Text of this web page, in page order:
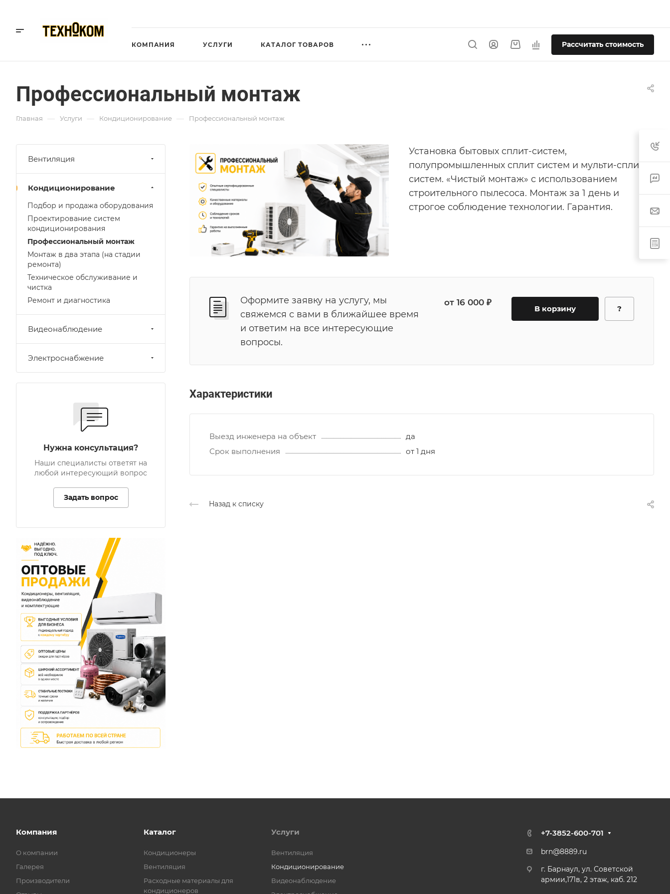
КОМПАНИЯ УСЛУГИ КАТАЛОГ ТОВАРОВ Рассчитать стоимость
Профессиональный монтаж
Главная — Услуги — Кондиционирование — Профессиональный монтаж
Установка бытовых сплит-систем,
полупромышленных сплит систем и мульти-сплит
систем. «Чистый монтаж» с использованием
строительного пылесоса. Монтаж за 1 день и
строгое соблюдение технологии. Гарантия.
Оформите заявку на услугу, мы
свяжемся с вами в ближайшее время
и ответим на все интересующие
вопросы.
от 16 000 ₽
В корзину ?
Характеристики
Выезд инженера на объект
да
Срок выполнения
от 1 дня
Назад к списку
Вентиляция
Кондиционирование
Подбор и продажа оборудования
Проектирование систем
кондиционирования
Профессиональный монтаж
Монтаж в два этапа (на стадии
ремонта)
Техническое обслуживание и
чистка
Ремонт и диагностика
Видеонаблюдение
Электроснабжение
Нужна консультация?
Наши специалисты ответят на
любой интересующий вопрос
Задать вопрос
Компания
О компании
Галерея
Производители
Каталог
Кондиционеры
Вентиляция
Расходные материалы для
кондиционеров
Услуги
Вентиляция
Кондиционирование
Видеонаблюдение
+7-3852-600-701
brn@8889.ru
г. Барнаул, ул. Советской
армии,171в, 2 этаж, каб. 212